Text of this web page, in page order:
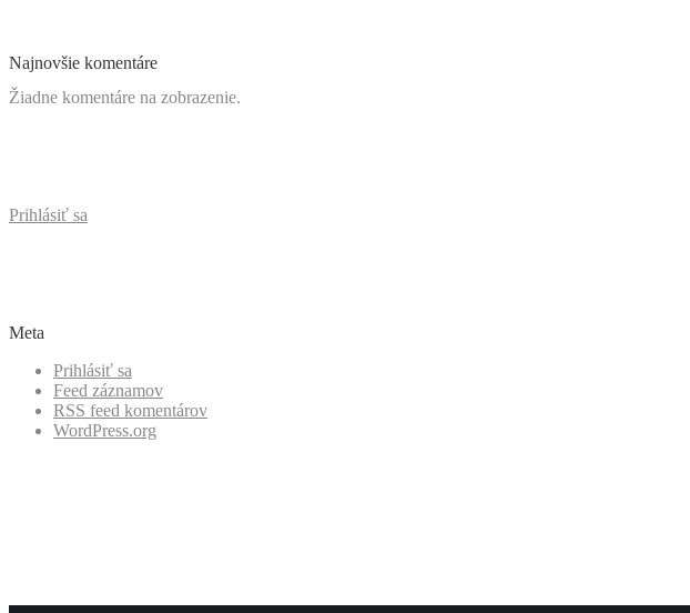
Najnovšie komentáre
Žiadne komentáre na zobrazenie.
Prihlásiť sa
Meta
Prihlásiť sa
Feed záznamov
RSS feed komentárov
WordPress.org